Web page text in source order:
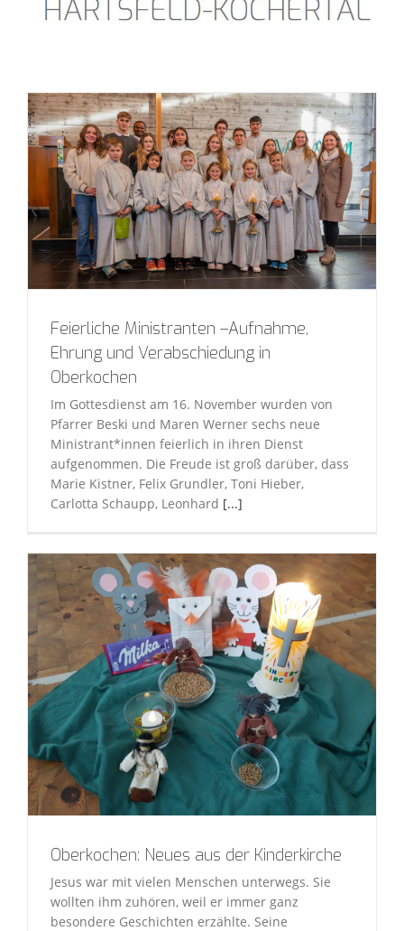
Feierliche Ministranten –Aufnahme,
Ehrung und Verabschiedung in
Oberkochen
Im Gottesdienst am 16. November wurden von
Pfarrer Beski und Maren Werner sechs neue
Ministrant*innen feierlich in ihren Dienst
aufgenommen. Die Freude ist groß darüber, dass
Marie Kistner, Felix Grundler, Toni Hieber,
Carlotta Schaupp, Leonhard [...]
Oberkochen: Neues aus der Kinderkirche
Jesus war mit vielen Menschen unterwegs. Sie
wollten ihm zuhören, weil er immer ganz
besondere Geschichten erzählte. Seine